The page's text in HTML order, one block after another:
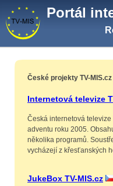
Portál
České projekty TV-MIS.cz
Internetová televize
Česká internetová televize
adventu roku 2005.
několika programů.
vycházejí z křesťanských
JukeBox TV-MIS.cz